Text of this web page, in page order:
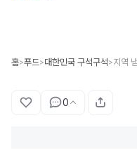
홈>푸드>대한민국 구석구석>지역
0